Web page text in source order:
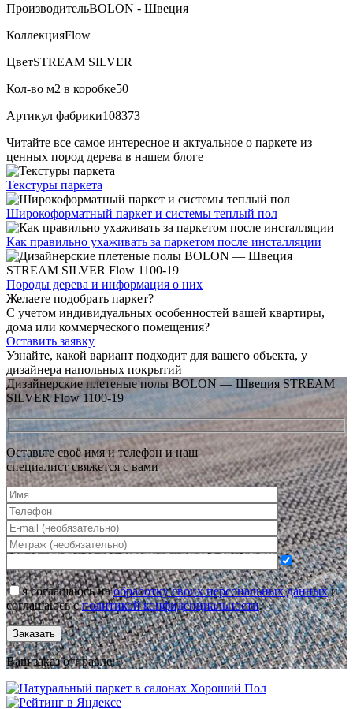
ПроизводительBOLON - Швеция
КоллекцияFlow
ЦветSTREAM SILVER
Кол-во м2 в коробке50
Артикул фабрики108373
Читайте все самое интересное и актуальное о паркете из
ценных пород дерева в нашем блоге
Текстуры паркета
Широкоформатный паркет и системы теплый пол
Как правильно ухаживать за паркетом после инсталляции
Породы дерева и информация о них
Желаете подобрать паркет?
С учетом индивидуальных особенностей вашей квартиры,
дома или коммерческого помещения?
Оставить заявку
Узнайте, какой вариант подходит для вашего объекта, у
дизайнера напольных покрытий
Дизайнерские плетеные полы BOLON — Швеция STREAM
SILVER Flow 1100-19
Оставьте своё имя и телефон и наш
специалист свяжется с вами
я соглашаюсь наобработку своих персональных данныхи
соглашаюсь сполитикой конфиденциальности.
Заказать
Ваш заказ отправлен!